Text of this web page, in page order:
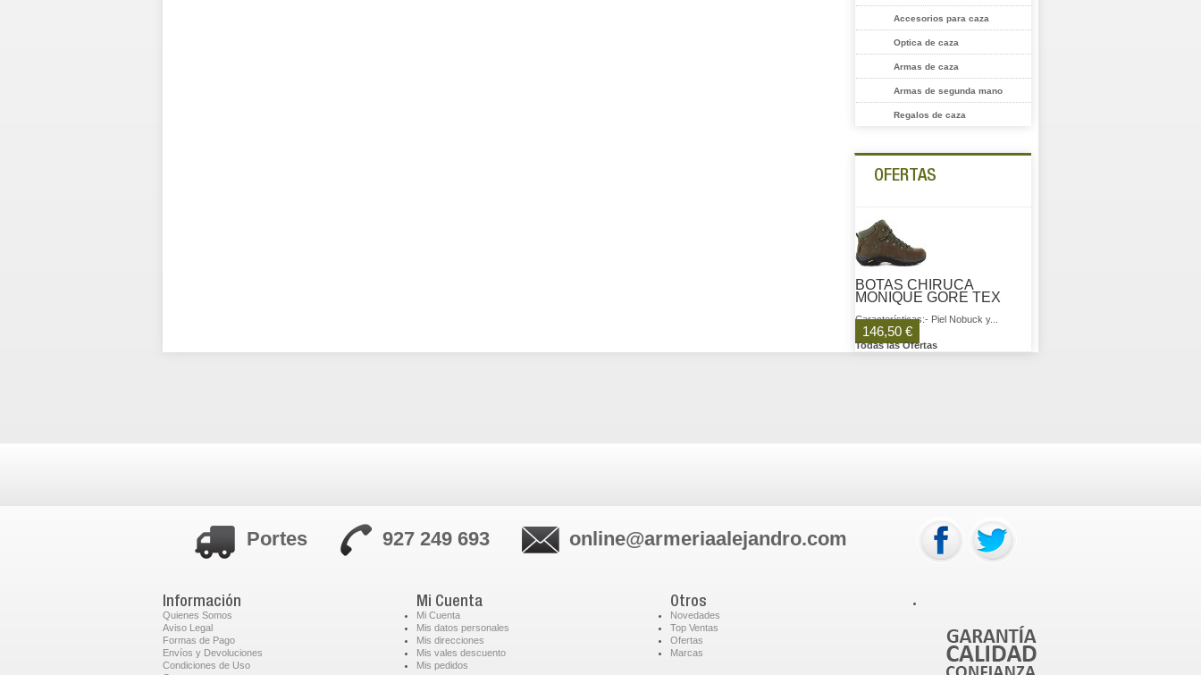
Accesorios para caza
Optica de caza
Armas de caza
Armas de segunda mano
Regalos de caza
OFERTAS
BOTAS CHIRUCA
MONIQUE GORE TEX
Características:- Piel Nobuck y...
146,50 €
Todas las Ofertas
Portes 927 249 693 online@armeriaalejandro.com
Información
Quienes Somos
Aviso Legal
Formas de Pago
Envíos y Devoluciones
Condiciones de Uso
Mi Cuenta
Mi Cuenta
Mis datos personales
Mis direcciones
Mis vales descuento
Mis pedidos
Otros
Novedades
Top Ventas
Ofertas
Marcas